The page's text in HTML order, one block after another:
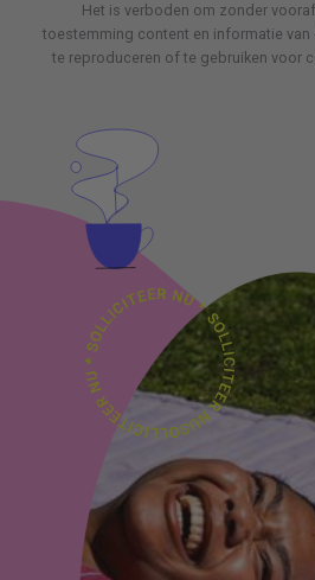
Het is verboden om zonder
toestemming content en informatie
te reproduceren of te gebruiken voor